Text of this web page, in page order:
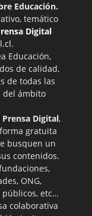
Educación.
temático
Digital
.
Educación,
de calidad,
de todas las
del ámbito
Digital,
gratuita
busquen un
contenidos.
ONG,
públicos, etc…
colaborativa